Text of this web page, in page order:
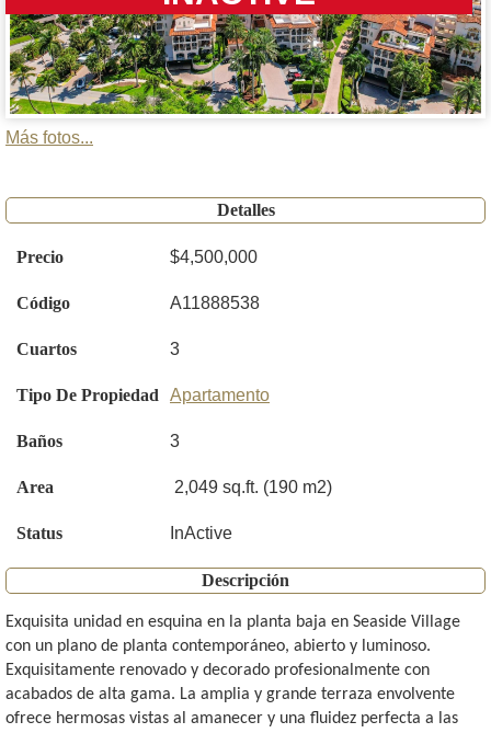
Más fotos...
Detalles
Precio $4,500,000
Código A11888538
Cuartos 3
Tipo De Propiedad Apartamento
Baños 3
Area 2,049 sq.ft. (190 m2)
Status InActive
Descripción
Exquisita unidad en esquina en la planta baja en Seaside Village
con un plano de planta contemporáneo, abierto y luminoso.
Exquisitamente renovado y decorado profesionalmente con
acabados de alta gama. La amplia y grande terraza envolvente
ofrece hermosas vistas al amanecer y una fluidez perfecta a las